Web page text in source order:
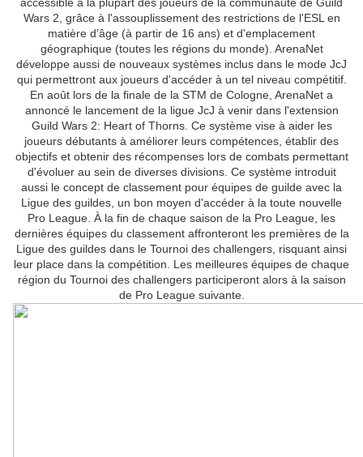
Wars 2, grâce à l'assouplissement des restrictions de l'ESL en
matière d'âge (à partir de 16 ans) et d'emplacement
géographique (toutes les régions du monde). ArenaNet
développe aussi de nouveaux systèmes inclus dans le mode JcJ
qui permettront aux joueurs d'accéder à un tel niveau compétitif.
En août lors de la finale de la STM de Cologne, ArenaNet a
annoncé le lancement de la ligue JcJ à venir dans l'extension
Guild Wars 2: Heart of Thorns. Ce système vise à aider les
joueurs débutants à améliorer leurs compétences, établir des
objectifs et obtenir des récompenses lors de combats permettant
d'évoluer au sein de diverses divisions. Ce système introduit
aussi le concept de classement pour équipes de guilde avec la
Ligue des guildes, un bon moyen d'accéder à la toute nouvelle
Pro League. À la fin de chaque saison de la Pro League, les
dernières équipes du classement affronteront les premières de la
Ligue des guildes dans le Tournoi des challengers, risquant ainsi
leur place dans la compétition. Les meilleures équipes de chaque
région du Tournoi des challengers participeront alors à la saison
de Pro League suivante.